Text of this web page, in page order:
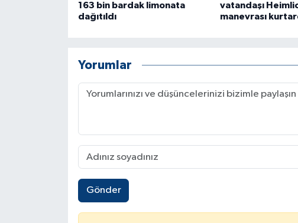
163 bin bardak limonata
dağıtıldı
vatandaşı
manevrası
Yorumlar
Gönder